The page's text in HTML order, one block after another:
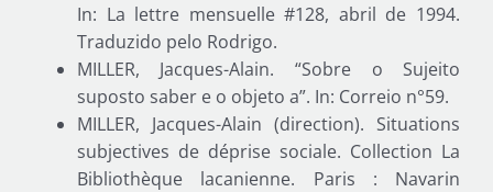
In: La lettre mensuelle #128, abril de 1994.
Traduzido pelo Rodrigo.
MILLER, Jacques-Alain. “Sobre o Sujeito
suposto saber e o objeto a”. In: Correio n°59.
MILLER, Jacques-Alain (direction). Situations
subjectives de déprise sociale. Collection La
Bibliothèque lacanienne. Paris : Navarin